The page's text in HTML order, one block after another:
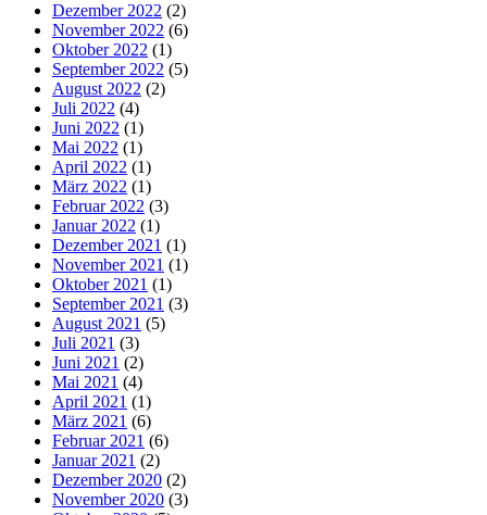
Dezember 2022 (2)
November 2022 (6)
Oktober 2022 (1)
September 2022 (5)
August 2022 (2)
Juli 2022 (4)
Juni 2022 (1)
Mai 2022 (1)
April 2022 (1)
März 2022 (1)
Februar 2022 (3)
Januar 2022 (1)
Dezember 2021 (1)
November 2021 (1)
Oktober 2021 (1)
September 2021 (3)
August 2021 (5)
Juli 2021 (3)
Juni 2021 (2)
Mai 2021 (4)
April 2021 (1)
März 2021 (6)
Februar 2021 (6)
Januar 2021 (2)
Dezember 2020 (2)
November 2020 (3)